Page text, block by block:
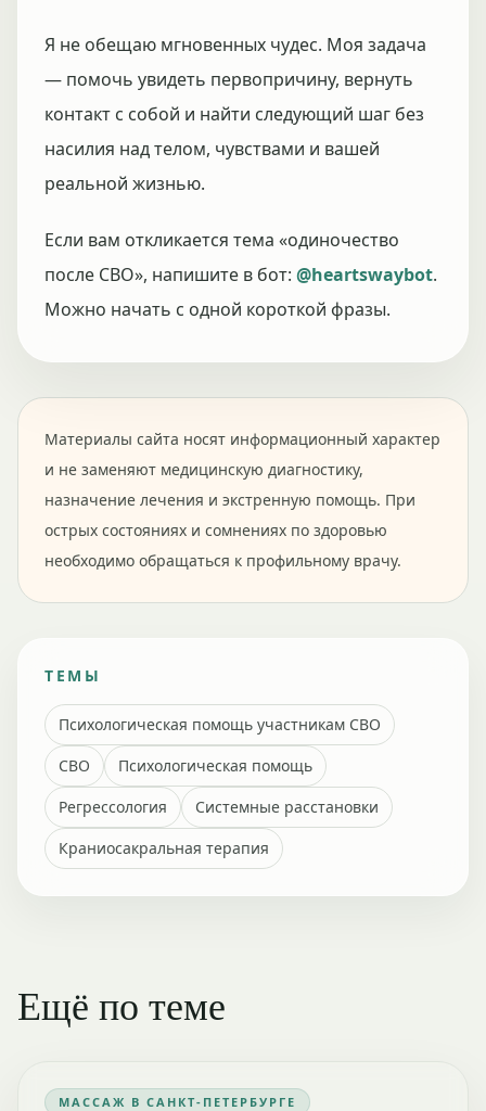
Я не обещаю мгновенных чудес. Моя задача
— помочь увидеть первопричину, вернуть
контакт с собой и найти следующий шаг без
насилия над телом, чувствами и вашей
реальной жизнью.
Если вам откликается тема «одиночество
после СВО», напишите в бот: @heartswaybot.
Можно начать с одной короткой фразы.
Материалы сайта носят информационный характер
и не заменяют медицинскую диагностику,
назначение лечения и экстренную помощь. При
острых состояниях и сомнениях по здоровью
необходимо обращаться к профильному врачу.
ТЕМЫ
Психологическая помощь участникам СВО
СВО
Психологическая помощь
Регрессология
Системные расстановки
Краниосакральная терапия
Ещё по теме
МАССАЖ В САНКТ-ПЕТЕРБУРГЕ